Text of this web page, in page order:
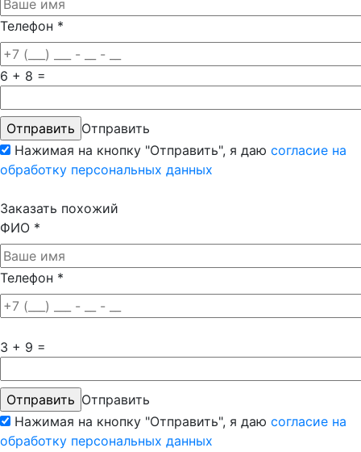
Телефон *
6 + 8 =
Отправить
Нажимая на кнопку "Отправить", я даю согласие на
обработку персональных данных
Заказать похожий
ФИО *
Телефон *
3 + 9 =
Отправить
Нажимая на кнопку "Отправить", я даю согласие на
обработку персональных данных